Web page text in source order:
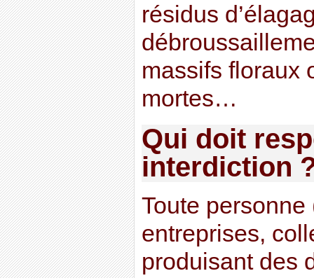
résidus
massifs floraux
mortes…
Qui doit
interdiction
Toute
entreprises,
produisant des